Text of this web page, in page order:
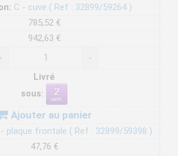
C - cuve ( Ref : 32899/59264 )
785,52 €
942,63 €
-
Livré
sous:
Ajouter au panier
- plaque frontale ( Ref : 32899/59398 )
47,76 €